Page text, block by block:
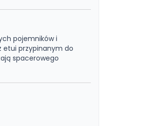
pojemników i
etui przypinanym do
spacerowego